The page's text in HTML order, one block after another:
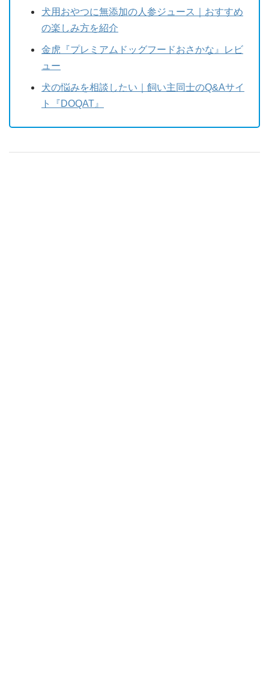
犬用おやつに無添加の人参ジュース｜おすすめ
の楽しみ方を紹介
金虎『プレミアムドッグフードおさかな』レビ
ュー
犬の悩みを相談したい｜飼い主同士のQ&Aサイ
ト『DOQAT』